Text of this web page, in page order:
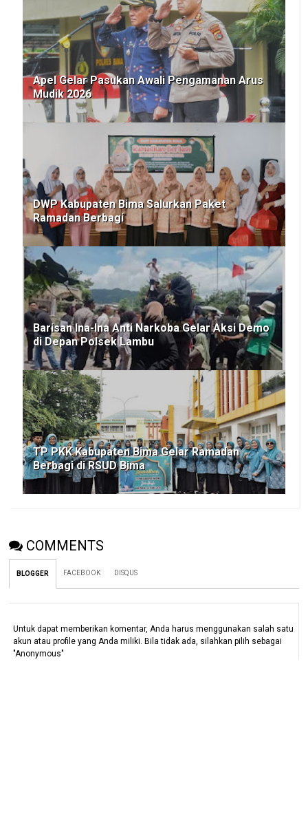
Apel Gelar Pasukan Awali Pengamanan Arus
Mudik 2026
DWP Kabupaten Bima Salurkan Paket
Ramadan Berbagi
Barisan Ina-Ina Anti Narkoba Gelar Aksi Demo
di Depan Polsek Lambu
TP PKK Kabupaten Bima Gelar Ramadan
Berbagi di RSUD Bima
COMMENTS
BLOGGER FACEBOOK DISQUS
Untuk dapat memberikan komentar, Anda harus menggunakan salah satu
akun atau profile yang Anda miliki. Bila tidak ada, silahkan pilih sebagai
"Anonymous"